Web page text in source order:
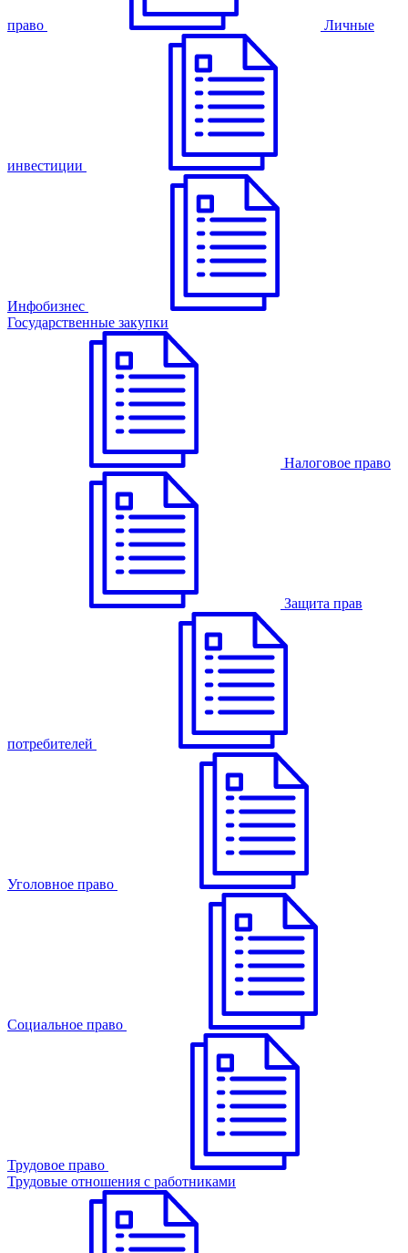
право Личные
инвестиции
Инфобизнес
Государственные закупки
Налоговое право
Защита прав
потребителей
Уголовное право
Cоциальное право
Трудовое право
Трудовые отношения с работниками